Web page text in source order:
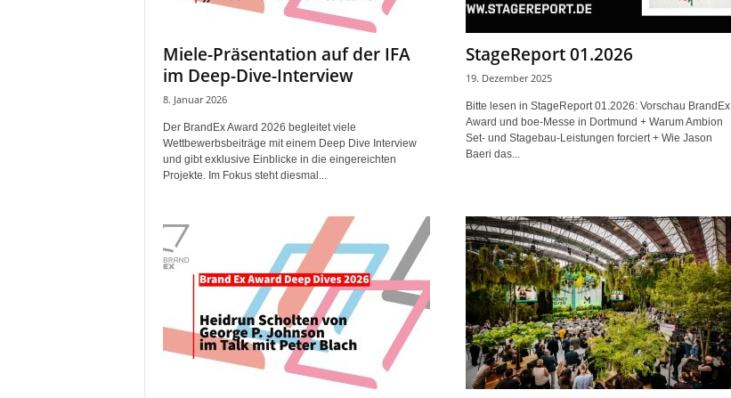
Miele-Präsentation auf der IFA
im Deep-Dive-Interview
8. Januar 2026
Der BrandEx Award 2026 begleitet viele
Wettbewerbsbeiträge mit einem Deep Dive Interview
und gibt exklusive Einblicke in die eingereichten
Projekte. Im Fokus steht diesmal...
StageReport 01.2026
19. Dezember 2025
Bitte lesen in StageReport 01.2026: Vorschau BrandEx
Award und boe-Messe in Dortmund + Warum Ambion
Set- und Stagebau-Leistungen forciert + Wie Jason
Baeri das...